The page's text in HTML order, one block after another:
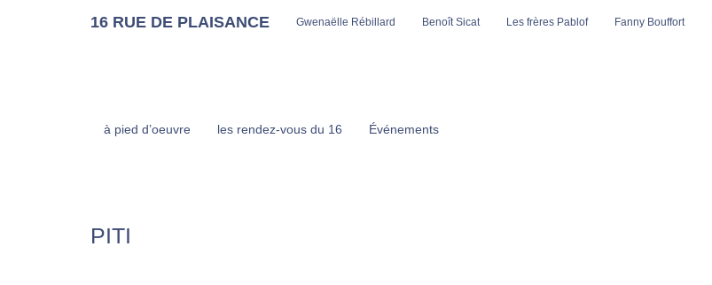
16 RUE DE PLAISANCE Gwenaëlle Rébillard Benoît Sicat Les frères Pablof Fanny Bouffort
à pied d’oeuvre les rendez-vous du 16 Événements
PITI